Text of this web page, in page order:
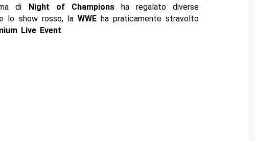
di Night of Championsha regalato diverse
lo show rosso, la WWEha praticamente stravolto
Live Event.